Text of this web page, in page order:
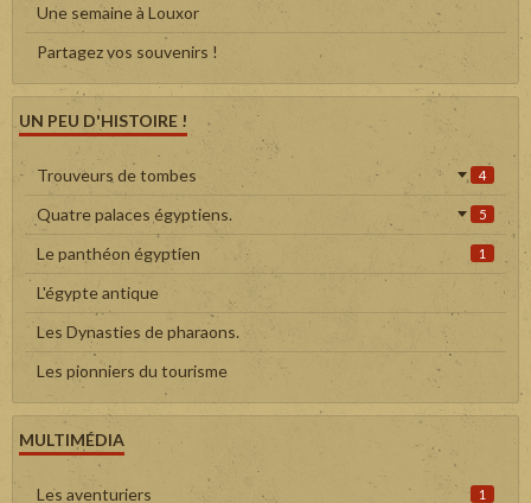
Une semaine à Louxor
Partagez vos souvenirs !
UN PEU D'HISTOIRE !
Trouveurs de tombes 4
Quatre palaces égyptiens. 5
Le panthéon égyptien 1
L'égypte antique
Les Dynasties de pharaons.
Les pionniers du tourisme
MULTIMÉDIA
Les aventuriers 1